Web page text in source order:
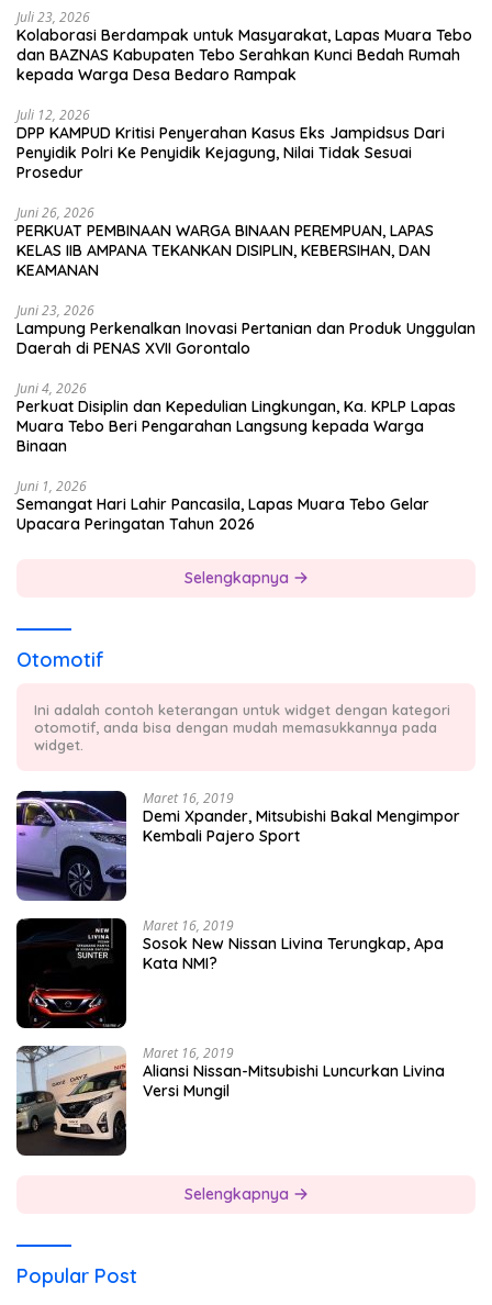
Juli 23, 2026
Kolaborasi Berdampak untuk Masyarakat, Lapas Muara Tebo
dan BAZNAS Kabupaten Tebo Serahkan Kunci Bedah Rumah
kepada Warga Desa Bedaro Rampak
Juli 12, 2026
DPP KAMPUD Kritisi Penyerahan Kasus Eks Jampidsus Dari
Penyidik Polri Ke Penyidik Kejagung, Nilai Tidak Sesuai
Prosedur
Juni 26, 2026
PERKUAT PEMBINAAN WARGA BINAAN PEREMPUAN, LAPAS
KELAS IIB AMPANA TEKANKAN DISIPLIN, KEBERSIHAN, DAN
KEAMANAN
Juni 23, 2026
Lampung Perkenalkan Inovasi Pertanian dan Produk Unggulan
Daerah di PENAS XVII Gorontalo
Juni 4, 2026
Perkuat Disiplin dan Kepedulian Lingkungan, Ka. KPLP Lapas
Muara Tebo Beri Pengarahan Langsung kepada Warga
Binaan
Juni 1, 2026
Semangat Hari Lahir Pancasila, Lapas Muara Tebo Gelar
Upacara Peringatan Tahun 2026
Selengkapnya
Otomotif
Ini adalah contoh keterangan untuk widget dengan kategori
otomotif, anda bisa dengan mudah memasukkannya pada
widget.
Maret 16, 2019
Demi Xpander, Mitsubishi Bakal Mengimpor
Kembali Pajero Sport
Maret 16, 2019
Sosok New Nissan Livina Terungkap, Apa
Kata NMI?
Maret 16, 2019
Aliansi Nissan-Mitsubishi Luncurkan Livina
Versi Mungil
Selengkapnya
Popular Post